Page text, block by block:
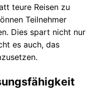
teure Reisen zu
Teilnehmer
Dies spart nicht nur
es auch, das